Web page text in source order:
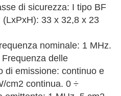
di sicurezza: I tipo BF
33 x 32,8 x 23
nominale: 1 MHz.
delle
di emissione: continuo e
cm2 continua. 0 ÷